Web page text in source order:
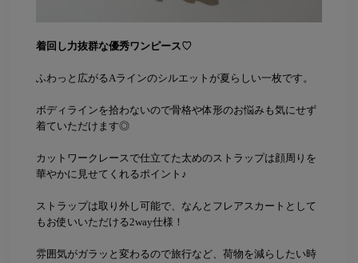
着回し力抜群な優秀ワンピース♡
ふわっと広がるAラインのシルエットが夏らしい一枚です。
ボディラインを拾わないので骨格や体形のお悩みも気にせず
着ていただけます◎
カットワークレースで仕立てた太めのストラップは顔周りを
華やかに見せてくれるポイント♪
ストラップは取り外し可能で、なんとフレアスカートとして
もお使いいただける2way仕様！
雰囲気がガラッと変わるので旅行など、荷物を減らしたい時